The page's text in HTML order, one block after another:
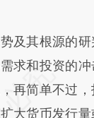
其根源的研
求和投资的
再简单不过
大货币发行量